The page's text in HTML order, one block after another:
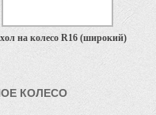
на колесо R16 (широкий)
КОЛЕСО